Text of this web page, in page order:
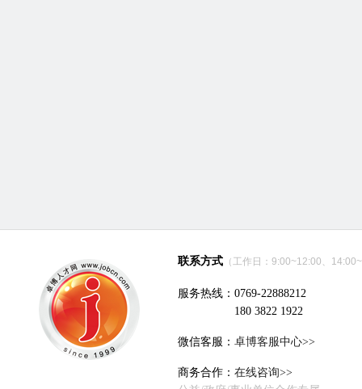
联系方式 （工作日：9:00~12:00、
服务热线：0769-22888212
180 3822 1922
微信客服： 卓博客服中心>>
商务合作： 在线咨询>>